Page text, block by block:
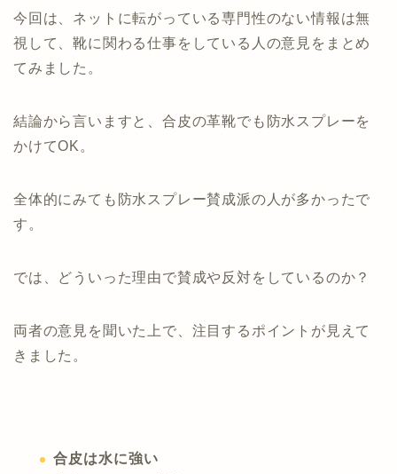
今回は、ネットに転がっている専門性のない情報は無
視して、靴に関わる仕事をしている人の意見をまとめ
てみました。
結論から言いますと、合皮の革靴でも防水スプレーを
かけてOK。
全体的にみても防水スプレー賛成派の人が多かったで
す。
では、どういった理由で賛成や反対をしているのか？
両者の意見を聞いた上で、注目するポイントが見えて
きました。
合皮は水に強い